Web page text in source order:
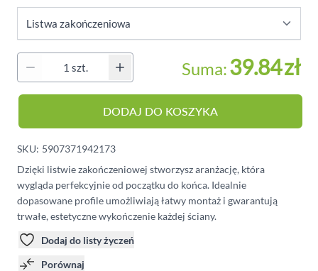
Suma:39.84zł
DODAJ DO KOSZYKA
SKU: 5907371942173
Dzięki listwie zakończeniowej stworzysz aranżację, która
wygląda perfekcyjnie od początku do końca. Idealnie
dopasowane profile umożliwiają łatwy montaż i gwarantują
trwałe, estetyczne wykończenie każdej ściany.
Dodaj do listy życzeń
Porównaj